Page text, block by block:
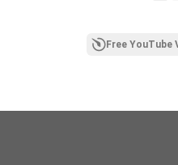
विश्वास रखते हुए करते हैं। जो इस विधि
Free YouTube